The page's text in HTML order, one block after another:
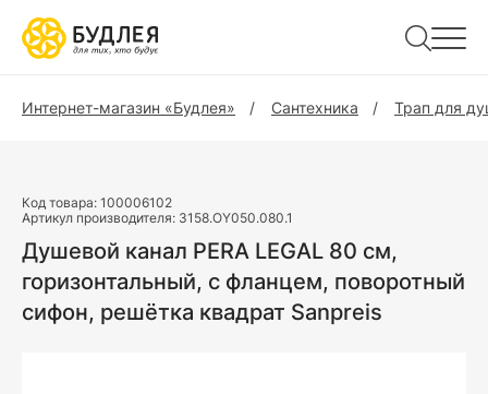
Интернет-магазин «Будлея» Сантехника Трап для
Код товара: 100006102
Артикул производителя: 3158.OY050.080.1
Душевой канал PERA LEGAL 80 см,
горизонтальный, с фланцем, поворотный
сифон, решётка квадрат Sanpreis